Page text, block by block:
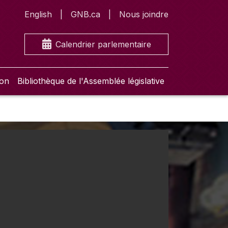
English GNB.ca Nous joindre
Calendrier parlementaire
Bibliothèque de l'Assemblée législative